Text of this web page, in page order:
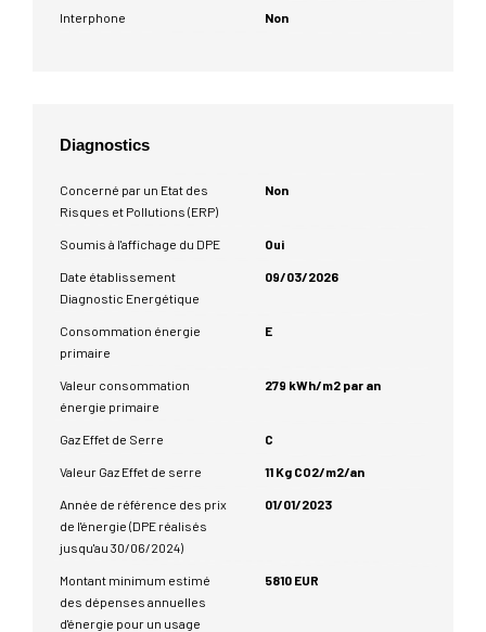
Interphone Non
Diagnostics
Concerné par un Etat des
Risques et Pollutions (ERP)
Non
Soumis à l'affichage du DPE Oui
Date établissement
Diagnostic Energétique
09/03/2026
Consommation énergie
primaire
E
Valeur consommation
énergie primaire
279 kWh/m2 par an
Gaz Effet de Serre C
Valeur Gaz Effet de serre 11 Kg CO2/m2/an
Année de référence des prix
de l'énergie (DPE réalisés
jusqu'au 30/06/2024)
01/01/2023
Montant minimum estimé
des dépenses annuelles
d'énergie pour un usage
5810 EUR